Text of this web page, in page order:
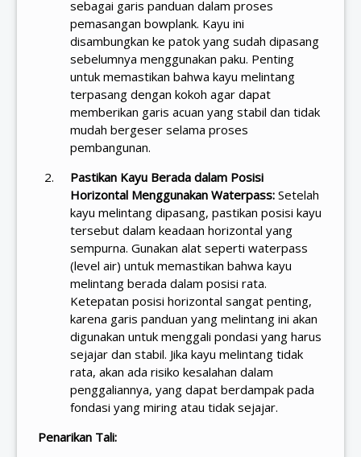
sebagai garis panduan dalam proses
pemasangan bowplank. Kayu ini
disambungkan ke patok yang sudah dipasang
sebelumnya menggunakan paku. Penting
untuk memastikan bahwa kayu melintang
terpasang dengan kokoh agar dapat
memberikan garis acuan yang stabil dan tidak
mudah bergeser selama proses
pembangunan.
Pastikan Kayu Berada dalam Posisi
Horizontal Menggunakan Waterpass: Setelah
kayu melintang dipasang, pastikan posisi kayu
tersebut dalam keadaan horizontal yang
sempurna. Gunakan alat seperti waterpass
(level air) untuk memastikan bahwa kayu
melintang berada dalam posisi rata.
Ketepatan posisi horizontal sangat penting,
karena garis panduan yang melintang ini akan
digunakan untuk menggali pondasi yang harus
sejajar dan stabil. Jika kayu melintang tidak
rata, akan ada risiko kesalahan dalam
penggaliannya, yang dapat berdampak pada
fondasi yang miring atau tidak sejajar.
Penarikan Tali: